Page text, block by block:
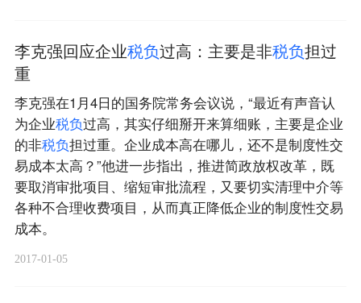
李克强回应企业税负过高：主要是非税负担过
重
李克强在1月4日的国务院常务会议说，“最近有声音认
为企业税负过高，其实仔细掰开来算细账，主要是企业
的非税负担过重。企业成本高在哪儿，还不是制度性交
易成本太高？”他进一步指出，推进简政放权改革，既
要取消审批项目、缩短审批流程，又要切实清理中介等
各种不合理收费项目，从而真正降低企业的制度性交易
成本。
2017-01-05